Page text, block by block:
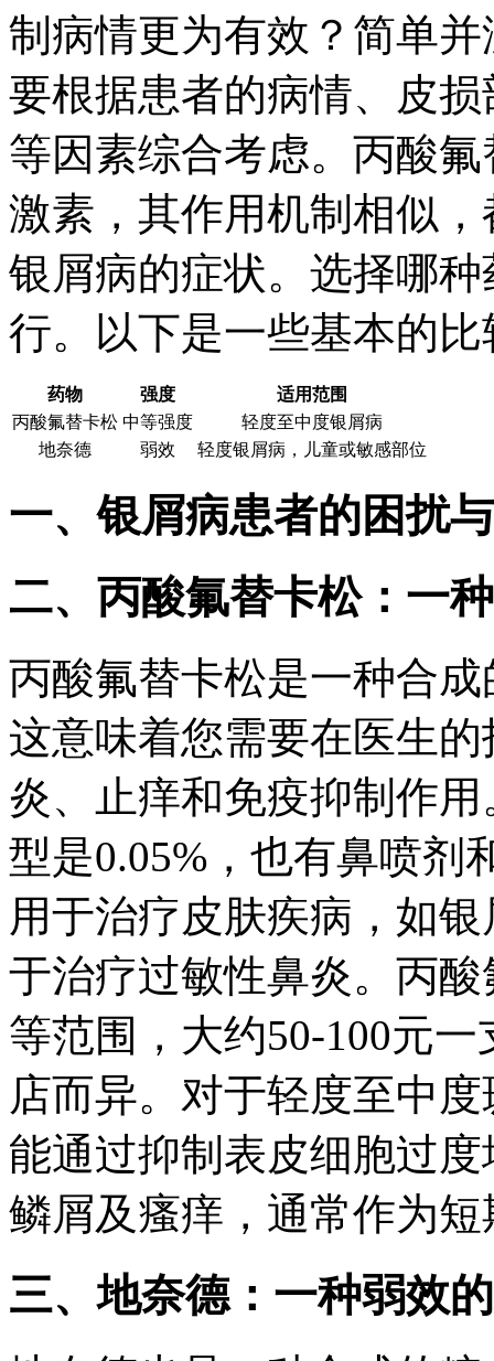
制病情更为有效？简单
要根据患者的病情、皮
等因素综合考虑。丙酸
激素，其作用机制相似
银屑病的症状。选择哪
行。以下是一些基本的
药物 强度
适用范围
丙酸氟替卡松 中等强度
轻度至中度银屑病
地奈德
弱效 轻度银屑病，儿童或敏感部位
一、银屑病患者的困扰
二、丙酸氟替卡松：一
丙酸氟替卡松是一种合
这意味着您需要在医生
炎、止痒和免疫抑制作
型是0.05%，也有鼻喷剂
用于治疗皮肤疾病，如
于治疗过敏性鼻炎。丙
等范围，大约50-100元
店而异。对于轻度至中
能通过抑制表皮细胞过
鳞屑及瘙痒，通常作为
三、地奈德：一种弱效